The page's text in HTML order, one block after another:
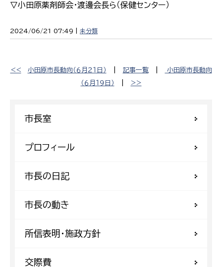
▽小田原薬剤師会・渡邊会長ら（保健センター）
2024/06/21 07:49 | 未分類
<< 小田原市長動向（６月２１日） 記事一覧|
小田原市長動向
（６月１９日）
>>
市長室
プロフィール
市長の日記
市長の動き
所信表明・施政方針
交際費